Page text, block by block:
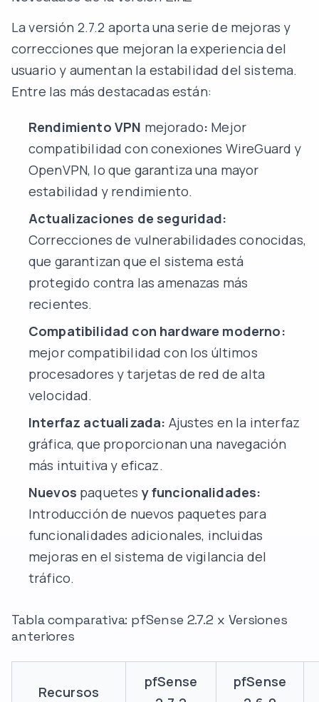
La versión 2.7.2 aporta una serie de mejoras y
correcciones que mejoran la experiencia del
usuario y aumentan la estabilidad del sistema.
Entre las más destacadas están:
Rendimiento VPN mejorado: Mejor
compatibilidad con conexiones WireGuard y
OpenVPN, lo que garantiza una mayor
estabilidad y rendimiento.
Actualizaciones de seguridad:
Correcciones de vulnerabilidades conocidas,
que garantizan que el sistema está
protegido contra las amenazas más
recientes.
Compatibilidad con hardware moderno:
mejor compatibilidad con los últimos
procesadores y tarjetas de red de alta
velocidad.
Interfaz actualizada: Ajustes en la interfaz
gráfica, que proporcionan una navegación
más intuitiva y eficaz.
Nuevos paquetes y funcionalidades:
Introducción de nuevos paquetes para
funcionalidades adicionales, incluidas
mejoras en el sistema de vigilancia del
tráfico.
Tabla comparativa: pfSense 2.7.2 x Versiones
anteriores
Recursos
pfSense
pfSense